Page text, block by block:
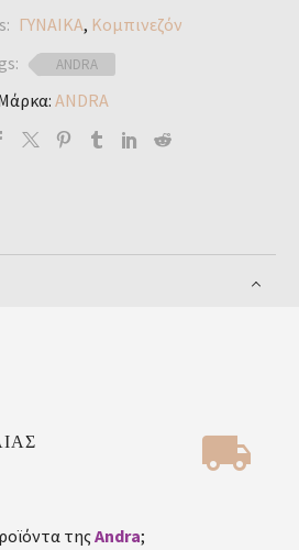
ΓΥΝΑΙΚΑ, Κομπινεζόν
ANDRA
ANDRA


τηςAndra;